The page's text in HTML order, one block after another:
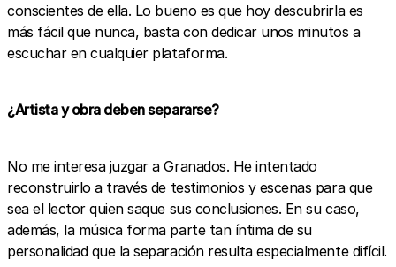
conscientes de ella. Lo bueno es que hoy descubrirla es
más fácil que nunca, basta con dedicar unos minutos a
escuchar en cualquier plataforma.
¿Artista y obra deben separarse?
No me interesa juzgar a Granados. He intentado
reconstruirlo a través de testimonios y escenas para que
sea el lector quien saque sus conclusiones. En su caso,
además, la música forma parte tan íntima de su
personalidad que la separación resulta especialmente difícil.